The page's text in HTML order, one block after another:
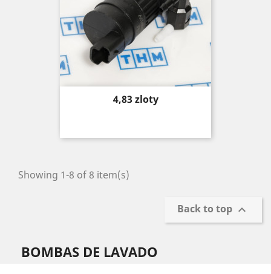
Price
4,83 zloty
Showing 1-8 of 8 item(s)
Back to top 
BOMBAS DE LAVADO